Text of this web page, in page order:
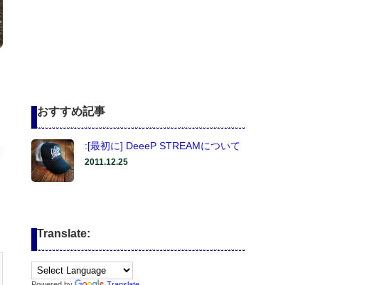
おすすめ記事
:[最初に] DeeeP STREAMについて
2011.12.25
Translate: